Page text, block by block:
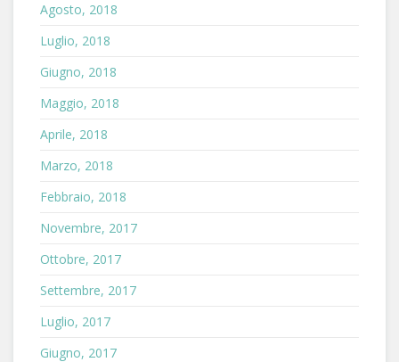
Agosto, 2018
Luglio, 2018
Giugno, 2018
Maggio, 2018
Aprile, 2018
Marzo, 2018
Febbraio, 2018
Novembre, 2017
Ottobre, 2017
Settembre, 2017
Luglio, 2017
Giugno, 2017